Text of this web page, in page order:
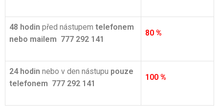
48 hodin před nástupem telefonem
nebo mailem 777 292 141
80 %
24 hodin nebo v den nástupu pouze
telefonem 777 292 141
100 %